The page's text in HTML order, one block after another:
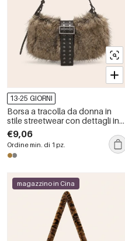
13-25 GIORNI
Borsa a tracolla da donna in
stile streetwear con dettagli in
metallo, borchie, tinta unita e
rivetti, effetto pelliccia sintetica.
€9,06
Ordine min. di 1 pz.
magazzino in Cina